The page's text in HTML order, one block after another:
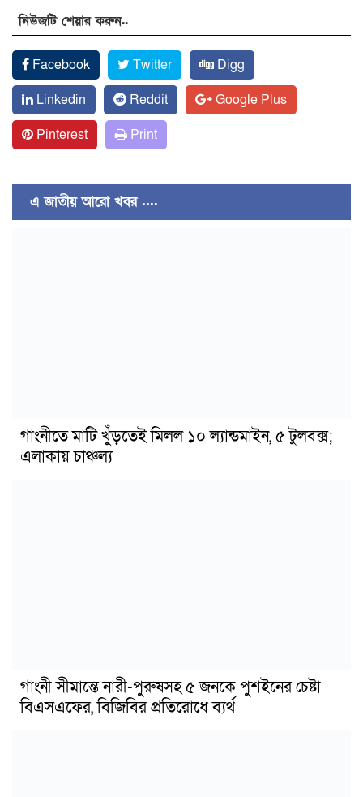
নিউজটি শেয়ার করুন..
Facebook Twitter
Digg
Linkedin
Reddit
Google Plus
Pinterest
Print
এ জাতীয় আরো খবর ....
গাংনীতে মাটি খুঁড়তেই মিলল ১০ ল্যান্ডমাইন, ৫ টুলবক্স;
এলাকায় চাঞ্চল্য
গাংনী সীমান্তে নারী-পুরুষসহ ৫ জনকে পুশইনের চেষ্টা
বিএসএফের, বিজিবির প্রতিরোধে ব্যর্থ